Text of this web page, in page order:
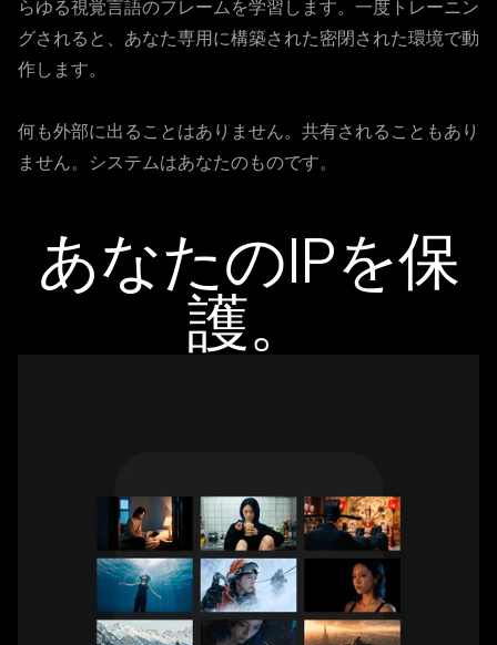
らゆる視覚言語のフレームを学習します。一度トレーニン
グされると、あなた専用に構築された密閉された環境で動
作します。
何も外部に出ることはありません。共有されることもあり
ません。システムはあなたのものです。
あなたのIPを保
護。